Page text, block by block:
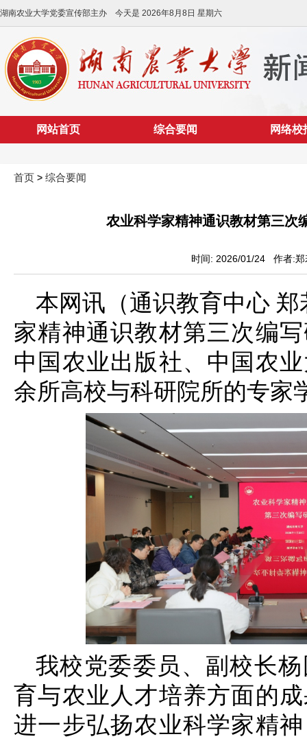
湖南农业大学党委宣传部主办 今天是 2026年8月8日 星期六
网站首页 综合要闻 网络校
首页 > 综合要闻
农业科学家精神通识教材第三次
时间: 2026/01/24 作者:
本网讯（通识教育中心
家精神通识教材第三次编
中国农业出版社、中国农
余所高校与科研院所的专家
我校党委委员、副校长
育与农业人才培养方面的
进一步弘扬农业科学家精